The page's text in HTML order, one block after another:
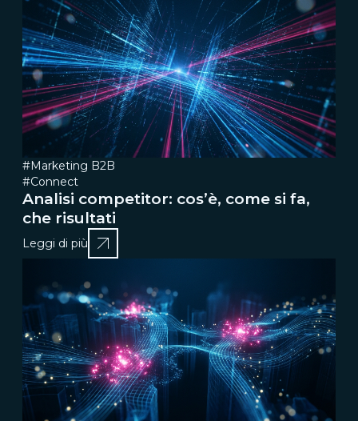
#Marketing B2B
#Connect
Analisi competitor: cos’è, come si fa,
che risultati
Leggi di più